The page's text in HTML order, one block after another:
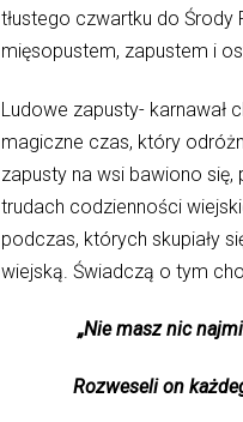
tłustego czwartku do
mięsopustem, zapustem i
Ludowe zapusty- karnawał
magiczne czas, który
zapusty na wsi bawiono
trudach codzienności
podczas, których skupiały
wiejską. Świadczą o tym
„Nie masz nic
Rozweseli on każdego,